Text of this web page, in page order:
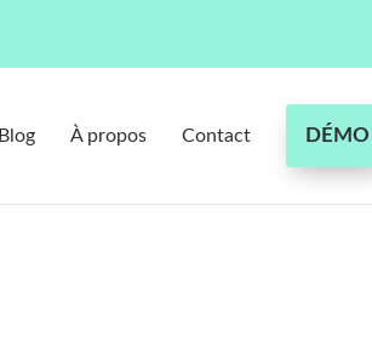
Blog À propos Contact DÉMO